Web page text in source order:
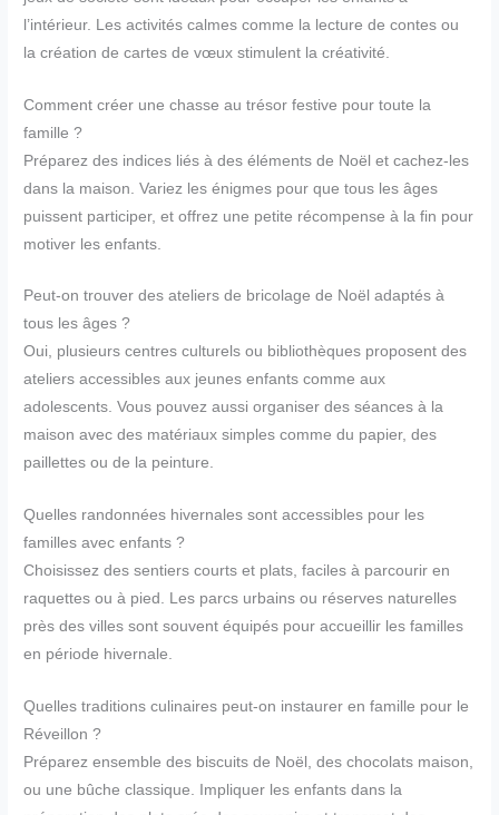
l’intérieur. Les activités calmes comme la lecture de contes ou
la création de cartes de vœux stimulent la créativité.
Comment créer une chasse au trésor festive pour toute la
famille ?
Préparez des indices liés à des éléments de Noël et cachez-les
dans la maison. Variez les énigmes pour que tous les âges
puissent participer, et offrez une petite récompense à la fin pour
motiver les enfants.
Peut-on trouver des ateliers de bricolage de Noël adaptés à
tous les âges ?
Oui, plusieurs centres culturels ou bibliothèques proposent des
ateliers accessibles aux jeunes enfants comme aux
adolescents. Vous pouvez aussi organiser des séances à la
maison avec des matériaux simples comme du papier, des
paillettes ou de la peinture.
Quelles randonnées hivernales sont accessibles pour les
familles avec enfants ?
Choisissez des sentiers courts et plats, faciles à parcourir en
raquettes ou à pied. Les parcs urbains ou réserves naturelles
près des villes sont souvent équipés pour accueillir les familles
en période hivernale.
Quelles traditions culinaires peut-on instaurer en famille pour le
Réveillon ?
Préparez ensemble des biscuits de Noël, des chocolats maison,
ou une bûche classique. Impliquer les enfants dans la